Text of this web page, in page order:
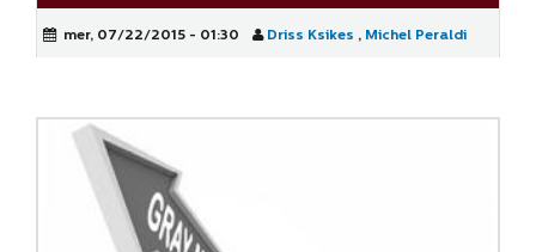
mer, 07/22/2015 - 01:30 Driss Ksikes , Michel Peraldi